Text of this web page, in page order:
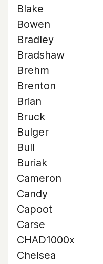
Blake
Bowen
Bradley
Bradshaw
Brehm
Brenton
Brian
Bruck
Bulger
Bull
Buriak
Cameron
Candy
Capoot
Carse
CHAD1000x
Chelsea